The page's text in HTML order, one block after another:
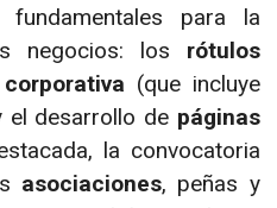
para la
negocios: los rótulos
(que incluye
el desarrollo de páginas
la convocatoria
asociaciones, peñas y